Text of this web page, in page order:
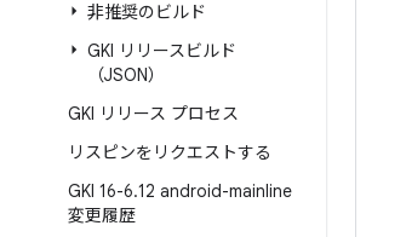
非推奨のビルド
GKI リリースビルド
（JSON）
GKI リリース プロセス
リスピンをリクエストする
GKI 16-6.12 android-mainline
変更履歴